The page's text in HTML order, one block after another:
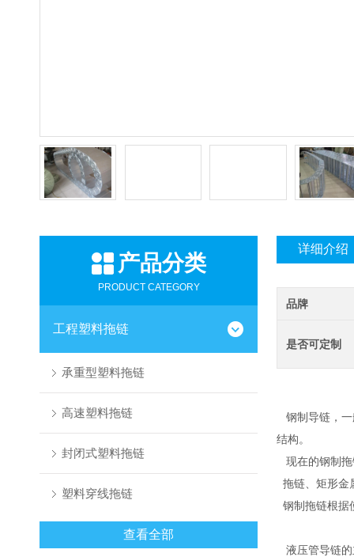
产品分类
PRODUCT CATEGORY
工程塑料拖链
承重型塑料拖链
高速塑料拖链
封闭式塑料拖链
塑料穿线拖链
查看全部
详细介绍
品牌
是否可定制
钢制导链 ，
结构。
现在的钢制拖
拖链、矩形金
钢制拖链根据
液压管导链